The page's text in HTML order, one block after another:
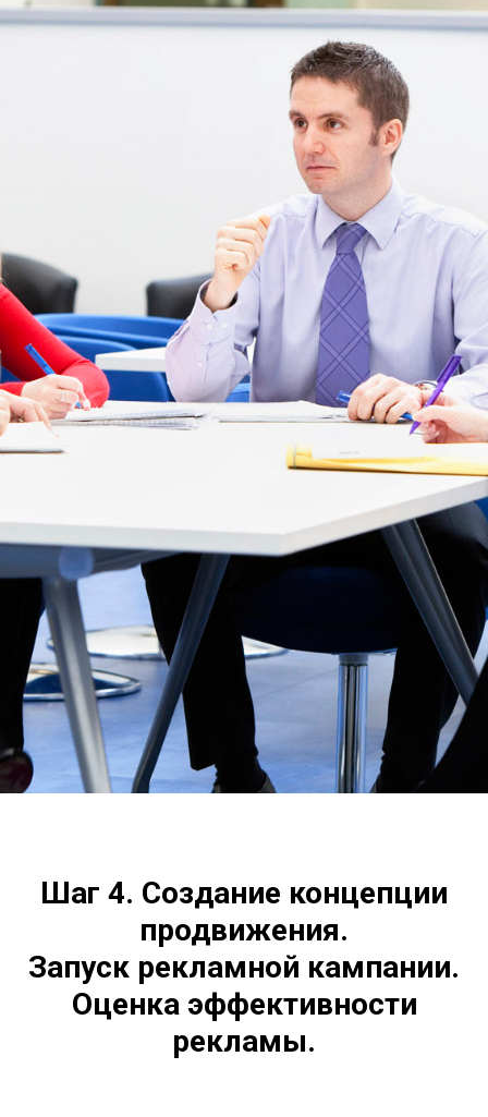
Шаг 4. Создание концепции
продвижения.
Запуск рекламной кампании.
Оценка эффективности
рекламы.